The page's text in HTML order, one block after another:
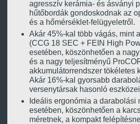
agresszív kerámia- és ásványi
hűtőbordák gondoskodnak az
és a hőmérséklet-felügyeletről.
Akár 45%-kal több vágás, mint
(CCG 18 SEC + FEIN High
esetében, köszönhetően a
és a nagy teljesítményű
akkumulátorrendszer tökéletes
Akár 16%-kal gyorsabb
versenytársak hasonló
Ideális ergonómia a darabolási
esetében, köszönhetően a
méretnek, a kompakt